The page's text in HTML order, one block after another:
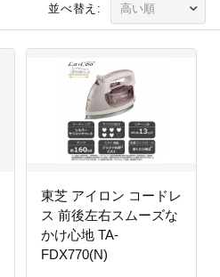
並べ替え:
東芝 アイロン コードレ
ス 前後左右スムーズな
かけ心地 TA-
FDX770(N)